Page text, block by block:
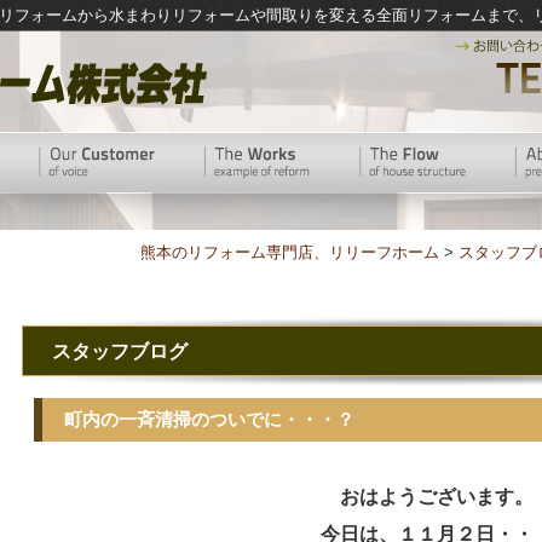
フォームから水まわりリフォームや間取りを変える全面リフォームまで
熊本のリフォーム専門店、リリーフホーム > スタッフブ
スタッフブログ
町内の一斉清掃のついでに・・・？
おはようございます。
今日は、１１月２日・・